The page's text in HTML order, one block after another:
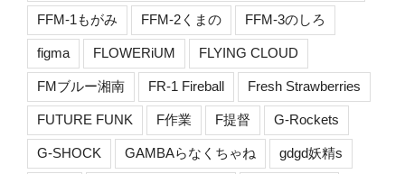
FFM-1もがみ FFM-2くまの FFM-3のしろ
figma FLOWERiUM FLYING CLOUD
FMブルー湘南 FR-1 Fireball Fresh Strawberries
FUTURE FUNK F作業 F提督 G-Rockets
G-SHOCK GAMBAらなくちゃね gdgd妖精s